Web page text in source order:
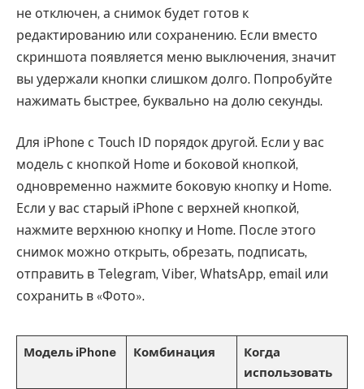
не отключен, а снимок будет готов к
редактированию или сохранению. Если вместо
скриншота появляется меню выключения, значит
вы удержали кнопки слишком долго. Попробуйте
нажимать быстрее, буквально на долю секунды.
Для iPhone с Touch ID порядок другой. Если у вас
модель с кнопкой Home и боковой кнопкой,
одновременно нажмите боковую кнопку и Home.
Если у вас старый iPhone с верхней кнопкой,
нажмите верхнюю кнопку и Home. После этого
снимок можно открыть, обрезать, подписать,
отправить в Telegram, Viber, WhatsApp, email или
сохранить в «Фото».
Модель iPhone Комбинация
Когда
использовать